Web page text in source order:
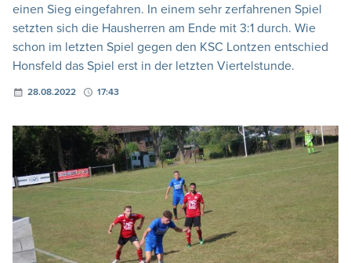
einen Sieg eingefahren. In einem sehr zerfahrenen Spiel
setzten sich die Hausherren am Ende mit 3:1 durch. Wie
schon im letzten Spiel gegen den KSC Lontzen entschied
Honsfeld das Spiel erst in der letzten Viertelstunde.
28.08.2022 17:43